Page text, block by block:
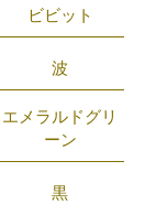
ビビット
波
エメラルドグリ
ーン
黒